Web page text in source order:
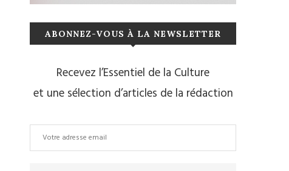
ABONNEZ-VOUS À LA NEWSLETTER
Recevez l’Essentiel de la Culture
et une sélection d’articles de la rédaction